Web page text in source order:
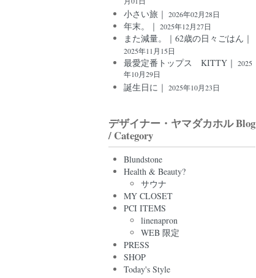
小さい旅｜ 2026年02月28日
年末。｜ 2025年12月27日
また減量。｜62歳の日々ごはん｜
2025年11月15日
最愛定番トップス KITTY｜ 2025
年10月29日
誕生日に｜ 2025年10月23日
デザイナー・ヤマダカホル Blog
/ Category
Blundstone
Health & Beauty?
サウナ
MY CLOSET
PCI ITEMS
linenapron
WEB 限定
PRESS
SHOP
Today's Style